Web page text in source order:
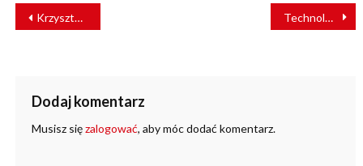
NAWIGACJA
WPISU
Krzysztof Dostatni nowym Prezesem Zarządu MPK Poznań Technologia VR wkracza na kolej. Projekt konsorcjum OLKOL, PWR oraz SIM Factor z dofinansowaniem NCBiR
Dodaj komentarz
Musisz sięzalogować, aby móc dodać komentarz.